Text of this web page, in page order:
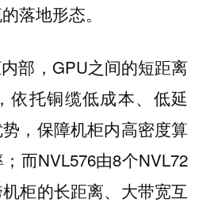
落地形态。
部，GPU之间的短距离
依托铜缆低成本、低延
，保障机柜内高密度算
而NVL576由8个NVL72
柜的长距离、大带宽互